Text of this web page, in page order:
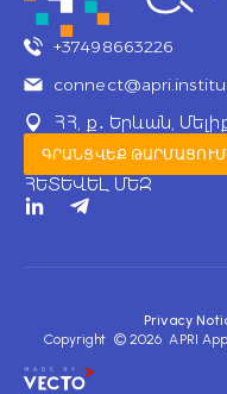
+37498663226
ՀՀ, ք․ Երևան,
ԳՐԱՆՑՎԵՔ
ՀԵՏԵՎԵԼ ՄԵԶ
T
a
m
-
Copyright © 2026 APRI
Privacy